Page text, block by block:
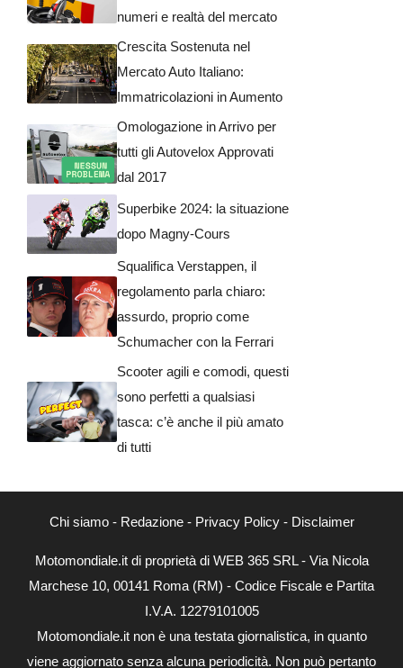
numeri e realtà del mercato
Crescita Sostenuta nel
Mercato Auto Italiano:
Immatricolazioni in Aumento
Omologazione in Arrivo per
tutti gli Autovelox Approvati
dal 2017
Superbike 2024: la situazione
dopo Magny-Cours
Squalifica Verstappen, il
regolamento parla chiaro:
assurdo, proprio come
Schumacher con la Ferrari
Scooter agili e comodi, questi
sono perfetti a qualsiasi
tasca: c’è anche il più amato
di tutti
Chi siamo- Redazione- Privacy Policy- Disclaimer
Motomondiale.it di proprietà di WEB 365 SRL - Via Nicola
Marchese 10, 00141 Roma (RM) - Codice Fiscale e Partita
I.V.A. 12279101005
Motomondiale.it non è una testata giornalistica, in quanto
viene aggiornato senza alcuna periodicità. Non può pertanto